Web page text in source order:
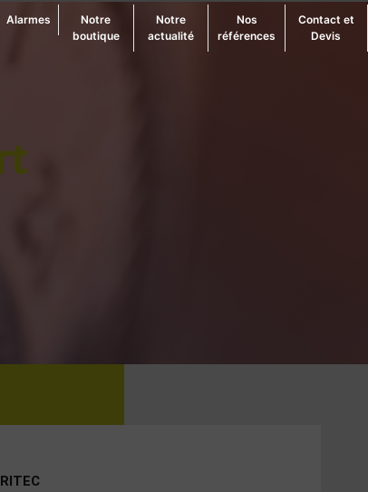
Alarmes
Notre
boutique
Notre
actualité
Nos
références
Contact et
Devis